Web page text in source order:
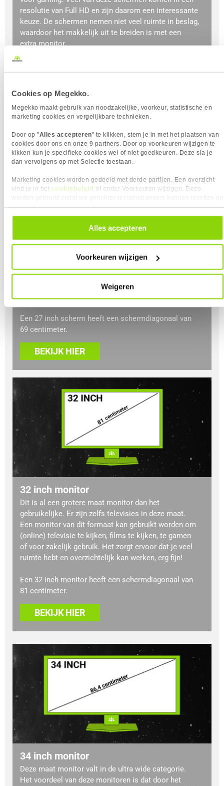
Cookies op Megekko.
Megekko maakt gebruik van noodzakelijke, voorkeur, statistische en
marketing cookies en vergelijkbare technieken.
Door op "Alles accepteren" te klikken, stem je in met het plaatsen van
cookies door ons en onze 9 partners. Door op voorkeuren wijzigen te
kikken kun je specifieke cookies wel of niet goedkeuren. Deze sla je
dan vervolgens op met Selectie toestaan.
Marketing cookies worden gedeeld met derde partijen. Een overzicht
vind je in het cookiebeleid of onder Voorkeuren wijzigen. Deze
andere websites. In onze cookievoorkeuren vind je een overzicht van
alle cookies. Je kunt je gegeven toestemming altijd intrekken, dit doe je
door in de footer van onze website te klikken op ‘Cookievoorkeuren’
Alles accepteren
Voorkeuren wijzigen
Weigeren
resolutie van Full HD en zijn daarom een interessante
keuze. De schermen nemen niet veel ruimte in beslag,
waardoor het makkelijk uit te breiden is met een
extra monitor.
BEKIJK HIER
27 inch monitor
Dit is een formaat wat goed gebruikt kan worden voor
zowel werken als gamen. Doordat het formaat de
gulden middenweg is voor velen, is dit een populaire
keuze. Je kunt net wat meer zien op een 27 inch
scherm dan een 24 inch scherm.
Een 27 inch scherm heeft een schermdiagonaal van
69 centimeter.
BEKIJK HIER
32 inch monitor
Dit is al een grotere maat monitor dan het
gebruikelijke. Er zijn zelfs televisies in deze maat.
Een monitor van dit formaat kan gebruikt worden om
(online) televisie te kijken, films te kijken, te gamen
of voor zakelijk gebruik. Het zorgt ervoor dat je veel
ruimte hebt en overzichtelijk kan werken, erg fijn!
Een 32 inch monitor heeft een schermdiagonaal van
81 centimeter.
BEKIJK HIER
34 inch monitor
Deze maat monitor valt in de ultra wide categorie.
Het voordeel van deze monitoren is dat door het